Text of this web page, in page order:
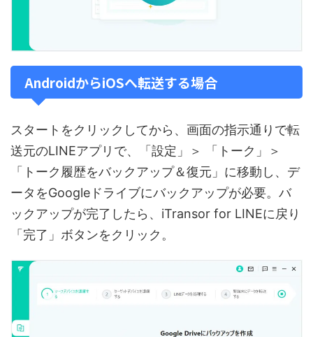
AndroidからiOSへ転送する場合
スタートをクリックしてから、画面の指示通りで転
送元のLINEアプリで、「設定」＞ 「トーク」＞
「トーク履歴をバックアップ＆復元」に移動し、デ
ータをGoogleドライブにバックアップが必要。バ
ックアップが完了したら、iTransor for LINEに戻り
「完了」ボタンをクリック。